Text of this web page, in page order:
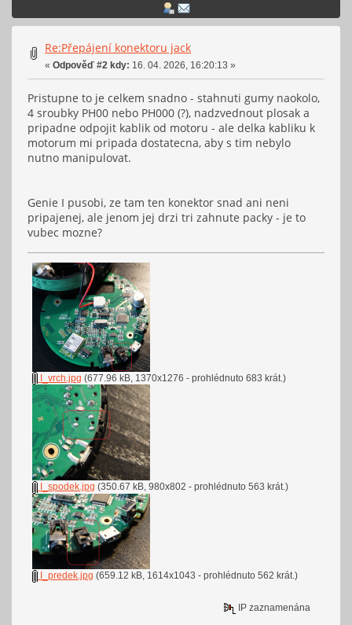
Re:Přepájení konektoru jack
« Odpověď #2 kdy: 16. 04. 2026, 16:20:13 »
Pristupne to je celkem snadno - stahnuti gumy naokolo,
4 sroubky PH00 nebo PH000 (?), nadzvednout plosak a
pripadne odpojit kablik od motoru - ale delka kabliku k
motorum mi pripada dostatecna, aby s tim nebylo
nutno manipulovat.
Genie I pusobi, ze tam ten konektor snad ani neni
pripajenej, ale jenom jej drzi tri zahnute packy - je to
vubec mozne?
I_vrch.jpg (677.96 kB, 1370x1276 - prohlédnuto 683 krát.)
I_spodek.jpg (350.67 kB, 980x802 - prohlédnuto 563 krát.)
I_predek.jpg (659.12 kB, 1614x1043 - prohlédnuto 562 krát.)
IP zaznamenána